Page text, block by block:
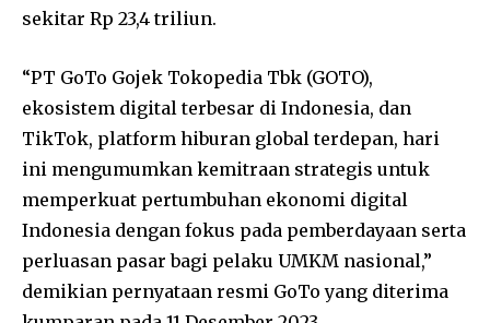
sekitar Rp 23,4 triliun.
“PT GoTo Gojek Tokopedia Tbk (GOTO),
ekosistem digital terbesar di Indonesia, dan
TikTok, platform hiburan global terdepan, hari
ini mengumumkan kemitraan strategis untuk
memperkuat pertumbuhan ekonomi digital
Indonesia dengan fokus pada pemberdayaan serta
perluasan pasar bagi pelaku UMKM nasional,”
demikian pernyataan resmi GoTo yang diterima